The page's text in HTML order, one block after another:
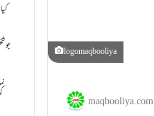
logomaqbooliya
maqbooliya.com
جو